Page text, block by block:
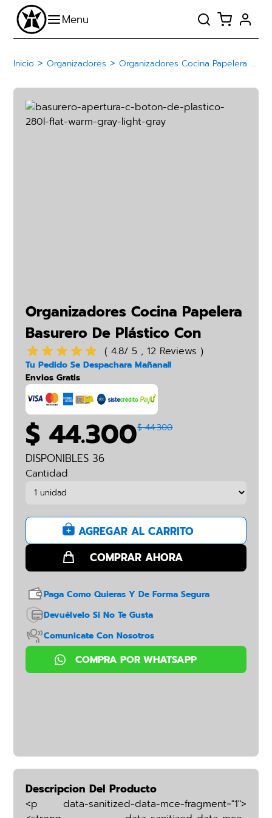
Inicio >Organizadores >Organizadores Cocina Papelera Basurero De Plástico Con Botón
Organizadores Cocina Papelera
Basurero De Plástico Con
Botón
( 4.8/ 5 , 12 Reviews )
Tu Pedido Se Despachara Mañana!!
Envios Gratis
$ 44.300$ 44.300
DISPONIBLES 36
Cantidad
Paga Como Quieras Y De Forma Segura
Devuélvelo Si No Te Gusta
Comunicate Con Nosotros
Descripcion Del Producto
<p data-sanitized-data-mce-fragment="1">